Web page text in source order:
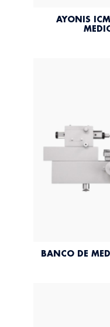
AYONIS
BANCO DE